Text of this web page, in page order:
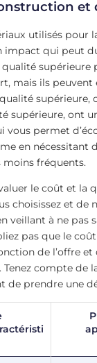
et
utilisés pour
impact qui peut
supérieure
mais ils peuvent
supérieure,
supérieure, ont
vous permet
en nécessitant
moins fréquents.
le coût et la
choisissez et de
veillant à ne pas
pas que le
de l’offre et
compte de
de prendre une